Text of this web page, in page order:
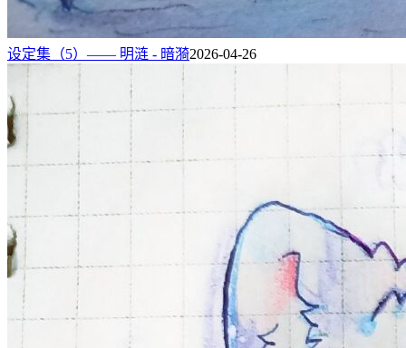
设定集（5）—— 明涟 - 暗漪2026-04-26